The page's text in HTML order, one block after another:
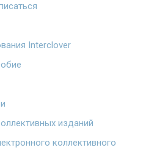
Interclover
изданий
коллективного